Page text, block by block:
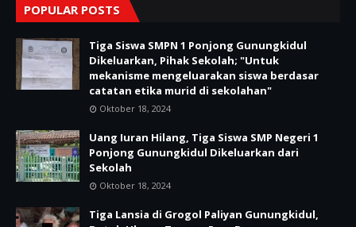
POPULAR POSTS
Tiga Siswa SMPN 1 Ponjong Gunungkidul
Dikeluarkan, Pihak Sekolah; "Untuk
mekanisme mengeluarakan siswa berdasar
catatan etika murid di sekolahan"
Oktober 18, 2024
Uang Iuran Hilang, Tiga Siswa SMP Negeri 1
Ponjong Gunungkidul Dikeluarkan dari
Sekolah
Oktober 18, 2024
Tiga Lansia di Grogol Paliyan Gunungkidul,